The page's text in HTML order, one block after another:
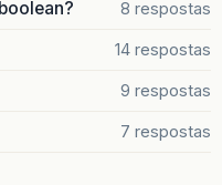
8 respostas
14 respostas
9 respostas
7 respostas